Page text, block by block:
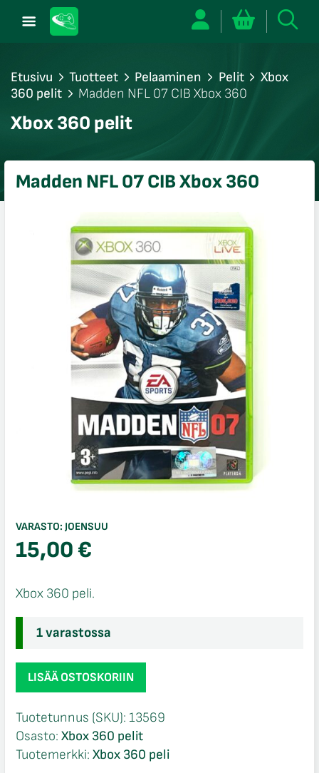
Etusivu Tuotteet Pelaaminen Pelit
Xbox
360 pelit
Madden NFL 07 CIB Xbox 360
Xbox 360 pelit
Madden NFL 07 CIB Xbox 360
VARASTO: JOENSUU
15,00€
Xbox 360 peli.
1 varastossa
Madden
NFL
CIB
Xbox
360
LISÄÄ OSTOSKORIIN
Tuotetunnus (SKU): 13569
Osasto: Xbox 360 pelit
Tuotemerkki: Xbox 360 peli
sulje
sulje